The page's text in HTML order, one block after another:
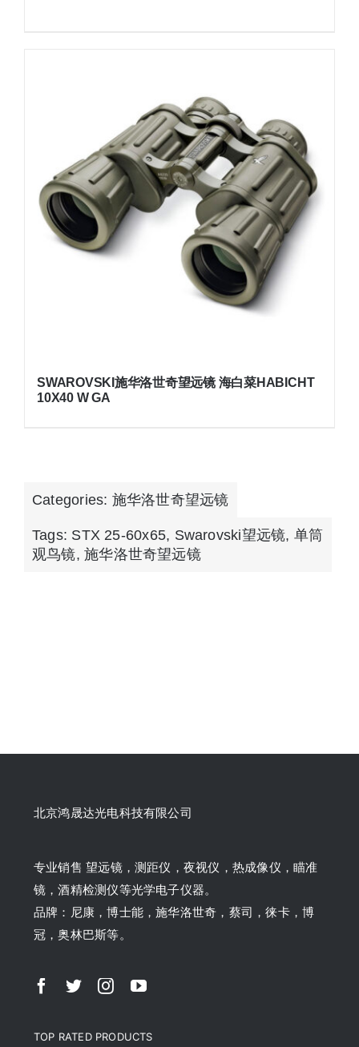
SWAROVSKI施华洛世奇望远镜 海白菜HABICHT
10X40 W GA
Categories: 施华洛世奇望远镜
Tags: STX 25-60x65, Swarovski望远镜, 单筒
观鸟镜,施华洛世奇望远镜
北京鸿晟达光电科技有限公司
专业销售 望远镜，测距仪，夜视仪，热成像仪，瞄准
镜，酒精检测仪等光学电子仪器。
品牌：尼康，博士能，施华洛世奇，蔡司，徕卡，博
冠，奥林巴斯等。
TOP RATED PRODUCTS